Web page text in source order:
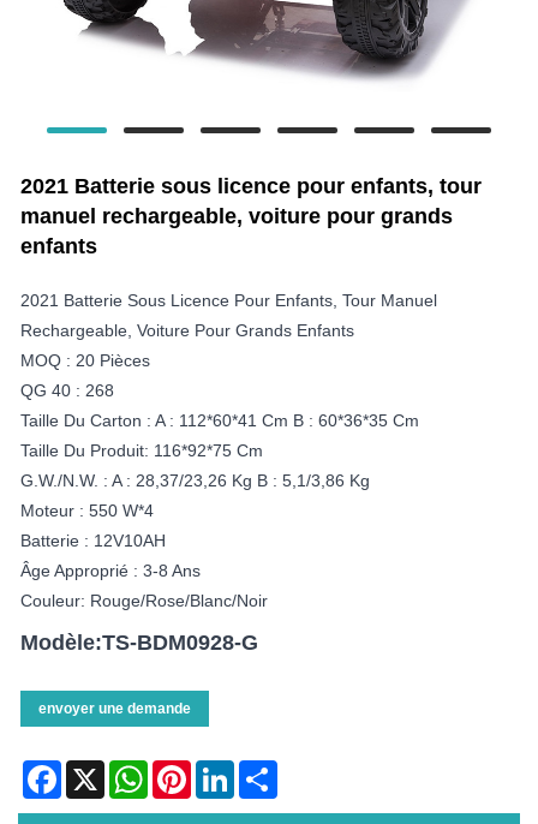
2021 Batterie sous licence pour enfants, tour
manuel rechargeable, voiture pour grands
enfants
2021 Batterie Sous Licence Pour Enfants, Tour Manuel
Rechargeable, Voiture Pour Grands Enfants
MOQ : 20 Pièces
QG 40 : 268
Taille Du Carton : A : 112*60*41 Cm B : 60*36*35 Cm
Taille Du Produit: 116*92*75 Cm
G.W./N.W. : A : 28,37/23,26 Kg B : 5,1/3,86 Kg
Moteur : 550 W*4
Batterie : 12V10AH
Âge Approprié : 3-8 Ans
Couleur: Rouge/rose/blanc/noir
Modèle:TS-BDM0928-G
envoyer une demande
Facebook
X WhatsAppPinterestLinkedIn